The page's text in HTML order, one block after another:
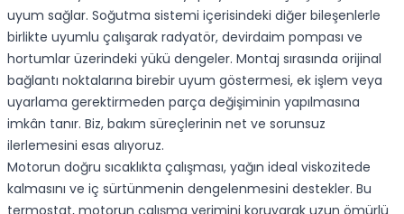
uyum sağlar. Soğutma sistemi içerisindeki diğer bileşenlerle
birlikte uyumlu çalışarak radyatör, devirdaim pompası ve
hortumlar üzerindeki yükü dengeler. Montaj sırasında orijinal
bağlantı noktalarına birebir uyum göstermesi, ek işlem veya
uyarlama gerektirmeden parça değişiminin yapılmasına
imkân tanır. Biz, bakım süreçlerinin net ve sorunsuz
ilerlemesini esas alıyoruz.
Motorun doğru sıcaklıkta çalışması, yağın ideal viskozitede
kalmasını ve iç sürtünmenin dengelenmesini destekler. Bu
termostat, motorun çalışma verimini koruyarak uzun ömürlü